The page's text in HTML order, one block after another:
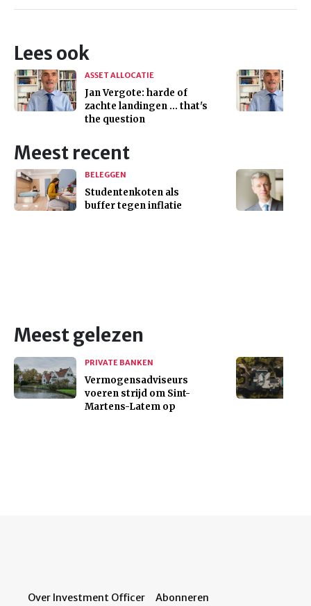
Lees ook
ASSET ALLOCATIE
Jan Vergote: harde of
zachte landingen ... that's
the question
Meest recent
BELEGGEN
Studentenkoten als
buffer tegen inflatie
Meest gelezen
PRIVATE BANKEN
Vermogensadviseurs
voeren strijd om Sint-
Martens-Latem op
Over Investment Officer Abonneren